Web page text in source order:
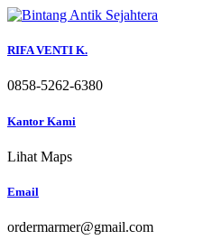
Skip
content
RIFA VENTI K.
0858-5262-6380
Kantor Kami
Lihat Maps
Email
ordermarmer@gmail.com